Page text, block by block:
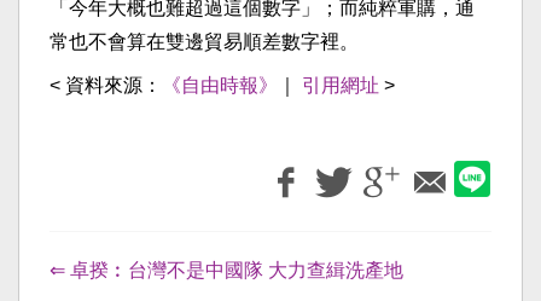
「今年大概也難超過這個數字」；而純粹軍購，通
常也不會算在雙邊貿易順差數字裡。
< 資料來源： 《自由時報》 引用網址 >
⇐ 卓揆︰台灣不是中國隊 大力查緝洗產地